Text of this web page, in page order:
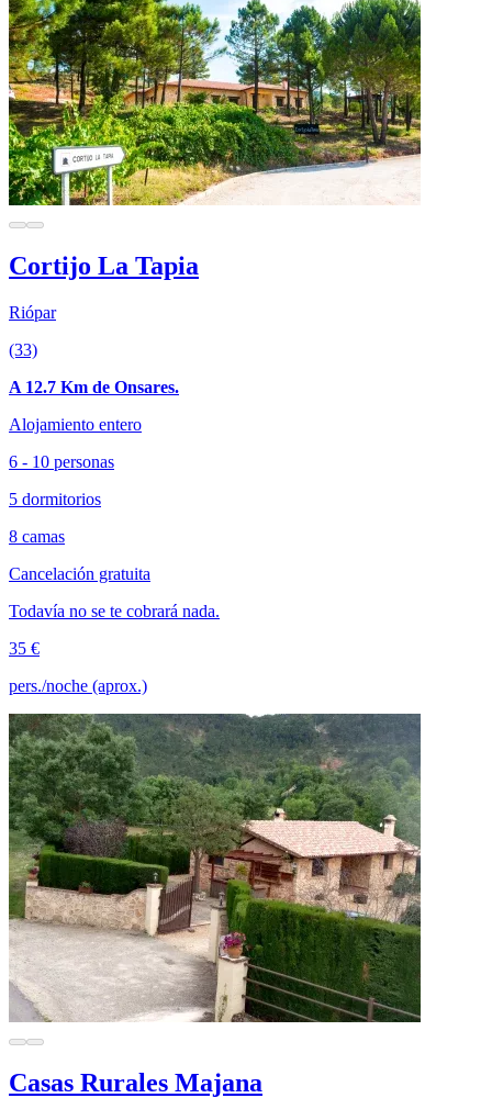
Cortijo La Tapia
Riópar
(33)
A 12.7 Km de Onsares.
Alojamiento entero
6 - 10 personas
5 dormitorios
8 camas
Cancelación gratuita
Todavía no se te cobrará nada.
35 €
pers./noche (aprox.)
Casas Rurales Majana